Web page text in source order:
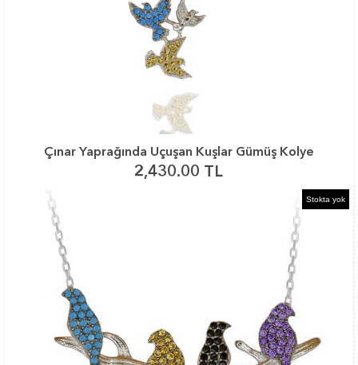
Çınar Yaprağında Uçuşan Kuşlar Gümüş Kolye
2,430.00 TL
Stokta yok